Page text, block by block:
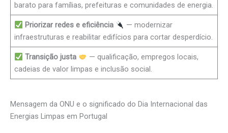
barato para famílias, prefeituras e comunidades de energia.
Priorizar redes e eficiência
— modernizar
infraestruturas e reabilitar edifícios para cortar desperdício.
Transição justa
— qualificação, empregos locais,
cadeias de valor limpas e inclusão social.
Mensagem da ONU e o significado do Dia Internacional das
Energias Limpas em Portugal